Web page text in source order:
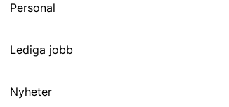
Personal
Lediga jobb
Nyheter